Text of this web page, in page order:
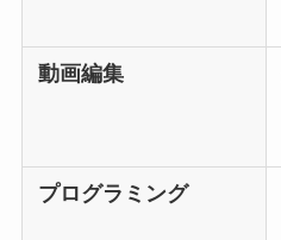
動画編集
プログラミング